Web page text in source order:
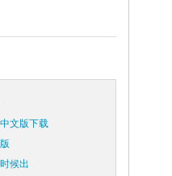
文版下载
候出